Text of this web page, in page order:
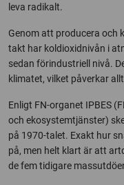
leva radikalt.
Genom att producera och
takt har koldioxidnivån i
sedan förindustriell nivå.
klimatet, vilket påverkar
Enligt FN-organet IPBES
och ekosystemtjänster)
på 1970-talet. Exakt hur
på, men helt klart är att
de fem tidigare